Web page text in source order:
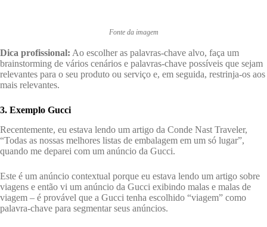
Fonte da imagem
Dica profissional: Ao escolher as palavras-chave alvo, faça um
brainstorming de vários cenários e palavras-chave possíveis que sejam
relevantes para o seu produto ou serviço e, em seguida, restrinja-os aos
mais relevantes.
3. Exemplo Gucci
Recentemente, eu estava lendo um artigo da Conde Nast Traveler,
“Todas as nossas melhores listas de embalagem em um só lugar”,
quando me deparei com um anúncio da Gucci.
Este é um anúncio contextual porque eu estava lendo um artigo sobre
viagens e então vi um anúncio da Gucci exibindo malas e malas de
viagem – é provável que a Gucci tenha escolhido “viagem” como
palavra-chave para segmentar seus anúncios.